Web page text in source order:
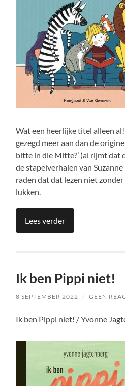
Wat een heerlijke titel alleen
gezegd meer aan dan de
bitte in die Mitte?’ (al rijmt dat
de stapelverhalen van
raden dat dat lezen niet
lukken.
Lees verder
Ik ben Pippi niet!
8 SEPTEMBER 2022 / GEEN
Ik ben Pippi niet! / Yvonne